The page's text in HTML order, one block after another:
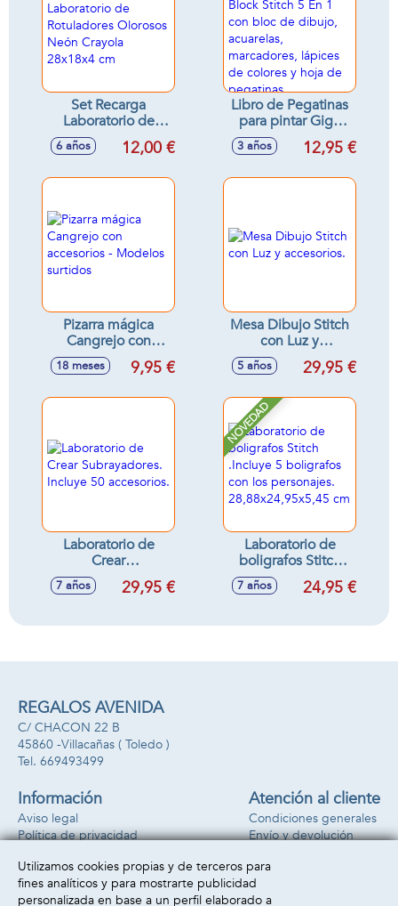
Set Recarga
Laboratorio de
Rotuladores
Olorosos Neón
6 años 12,00 €
Libro de Pegatinas
para pintar Giga
Block Stitch 5 En 1
con bloc de dibujo,
3 años 12,95 €
Pizarra mágica
Cangrejo con
accesorios -
Modelos surtidos
18 meses 9,95 €
Mesa Dibujo Stitch
con Luz y
accesorios.
5 años 29,95 €
Laboratorio de
Crear
Subrayadores.
Incluye 50
7 años 29,95 €
NOVEDAD
Laboratorio de
boligrafos Stitch
.Incluye 5
boligrafos con los
28,88x24,95x5,45
7 años 24,95 €
REGALOS AVENIDA
C/ CHACON 22 B
45860 -Villacañas ( Toledo )
669493499
Información
Aviso legal
Política de privacidad
Atención al cliente
Condiciones generales
Envío y devolución
Formas de pago
Utilizamos cookies propias y de terceros para
fines analíticos y para mostrarte publicidad
personalizada en base a un perfil elaborado a